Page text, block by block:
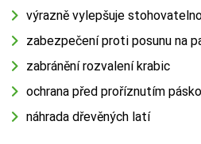
výrazně vylepšuje
zabezpečení proti posunu na
zabránění rozvalení krabic
ochrana před proříznutím
náhrada dřevěných latí